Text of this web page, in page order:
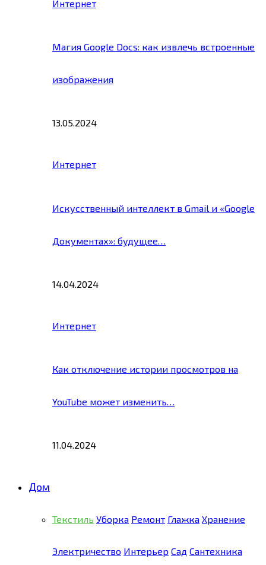
Интернет
Магия Google Docs: как извлечь встроенные
изображения
13.05.2024
Интернет
Искусственный интеллект в Gmail и «Google
Документах»: будущее…
14.04.2024
Интернет
Как отключение истории просмотров на
YouTube может изменить…
11.04.2024
Дом
Текстиль Уборка Ремонт Глажка Хранение
Электричество Интерьер Сад Сантехника